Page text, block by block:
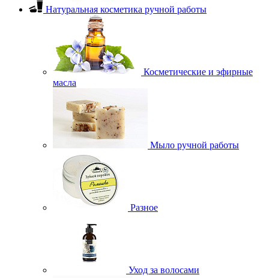
Натуральная косметика ручной работы
Косметические и эфирные
масла
Мыло ручной работы
Разное
Уход за волосами